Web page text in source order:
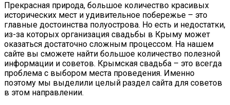
Прекрасная природа, большое количество красивых
исторических мест и удивительное побережье – это
главные достоинства полуострова. Но есть и недостатки,
из-за которых организация свадьбы в Крыму может
оказаться достаточно сложным процессом. На нашем
сайте вы сможете найти большое количество полезной
информации и советов. Крымская свадьба – это всегда
проблема с выбором места проведения. Именно
поэтому мы выделили целый раздел сайта для советов
в этом направлении.